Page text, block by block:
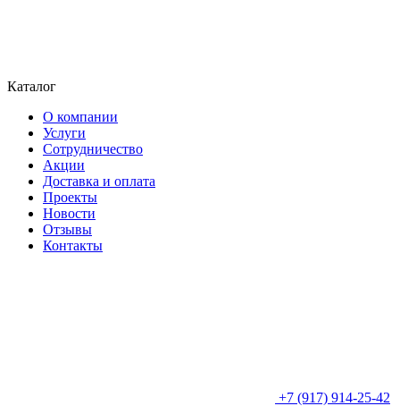
Каталог
О компании
Услуги
Сотрудничество
Акции
Доставка и оплата
Проекты
Новости
Отзывы
Контакты
+7 (917) 914-25-42